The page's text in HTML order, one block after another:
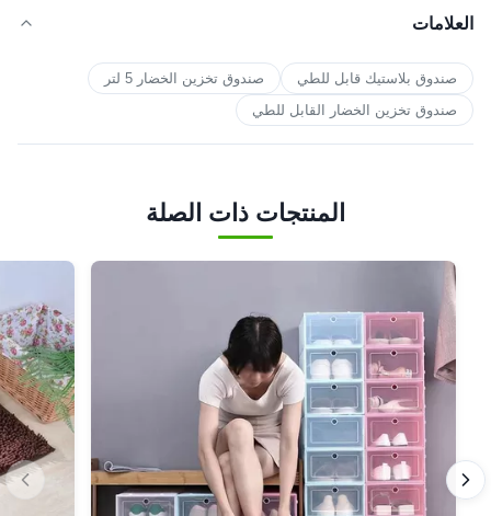
العلامات
صندوق بلاستيك قابل للطي
صندوق تخزين الخضار 5 لتر
صندوق تخزين الخضار القابل للطي
المنتجات ذات الصلة